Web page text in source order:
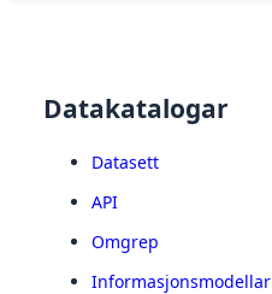
Datakatalogar
Datasett
API
Omgrep
Informasjonsmodellar